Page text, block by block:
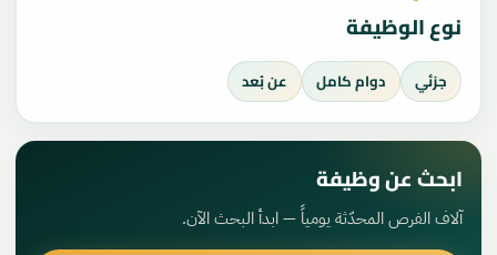
نوع الوظيفة
جزئي دوام كامل عن بُعد
ابحث عن وظيفة
آلاف الفرص المحدّثة يومياً — ابدأ البحث الآن.